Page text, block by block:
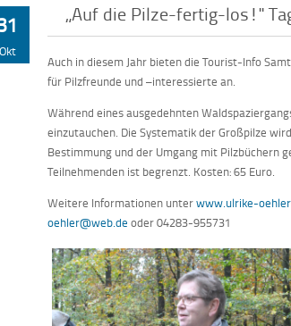
Okt
„Auf die Pilze-fertig-los!"
Auch in diesem Jahr bieten die Tourist-Info
für Pilzfreunde und –interessierte an.
Während eines ausgedehnten
einzutauchen. Die Systematik der Großpilze
Bestimmung und der Umgang mit Pilzbüchern
Teilnehmenden ist begrenzt. Kosten: 65 Euro.
Weitere Informationen unterwww.ulrike-
oehler@web.de oder 04283-955731